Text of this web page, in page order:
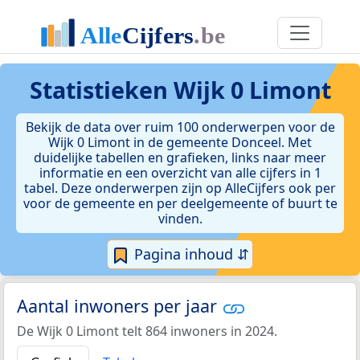
Statistieken Wijk 0 Limont
Bekijk de data over ruim 100 onderwerpen voor de
Wijk 0 Limont in de gemeente Donceel. Met
duidelijke tabellen en grafieken, links naar meer
informatie en een overzicht van alle cijfers in 1
tabel. Deze onderwerpen zijn op AlleCijfers ook per
voor de gemeente en per deelgemeente of buurt te
vinden.
Pagina inhoud ⇵
Aantal inwoners per jaar
De Wijk 0 Limont telt 864 inwoners in 2024.